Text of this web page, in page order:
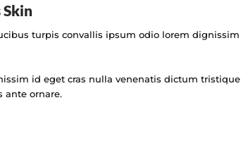
Skin​
turpis convallis ipsum odio lorem dignissim
id eget cras nulla venenatis dictum tristique
ante ornare.